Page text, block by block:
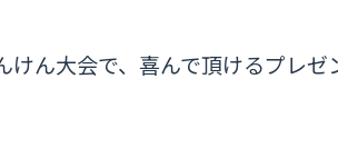
ん大会で、喜んで頂けるプレゼ